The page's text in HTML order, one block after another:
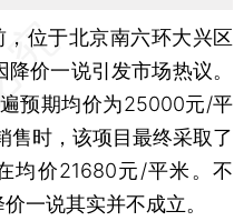
，位于北京南六环大兴区
价一说引发市场热议。
预期均价为25000元/平
售时，该项目最终采取了
均价21680元/平米。不
一说其实并不成立。